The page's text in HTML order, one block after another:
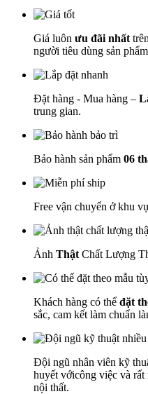
Giá luôn ưu đãi nhất
người tiêu dùng sản
Đặt hàng - Mua hàng –
trung gian.
Bảo hành sản phẩm 06
Free vận chuyển ở khu
Ảnh Thật Chất Lượng
Khách hàng có thể đặt
sắc, cam kết làm chuẩn
Đội ngũ nhân viên kỹ
huyết vớicông việc và rất
nội thất.